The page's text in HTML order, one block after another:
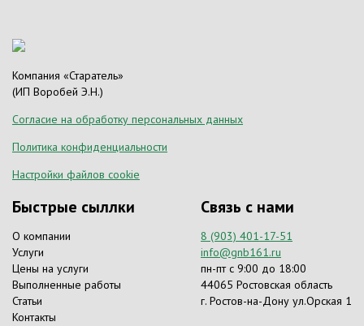
Компания «Старатель»
(ИП Воробей Э.Н.)
Согласие на обработку персональных данных
Политика конфиденциальности
Настройки файлов cookie
Быстрые сыллки
О компании
Услуги
Цены на услуги
Выполненные работы
Статьи
Контакты
Связь с нами
8 (903) 401-17-51
info@gnb161.ru
пн-пт с 9:00 до 18:00
44065 Ростовская область
г. Ростов-на-Дону ул.Орская 1